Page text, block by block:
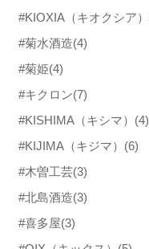
#KIOXIA（キオクシア）
#菊水酒造(4)
#菊姫(4)
#キクロン(7)
#KISHIMA（キシマ） (4)
#KIJIMA（キジマ） (6)
#木曽工芸(3)
#北島酒造(3)
#喜多屋(3)